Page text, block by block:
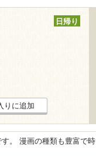
日帰り
りに追加
。 漫画の種類も豊富で時